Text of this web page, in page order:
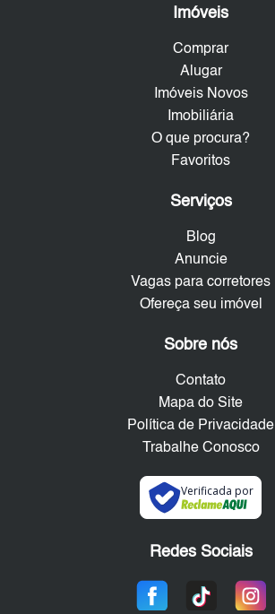
Imóveis
Comprar
Alugar
Imóveis Novos
Imobiliária
O que procura?
Favoritos
Serviços
Blog
Anuncie
Vagas para corretores
Ofereça seu imóvel
Sobre nós
Contato
Mapa do Site
Política de Privacidade
Trabalhe Conosco
Verificada por
Redes Sociais